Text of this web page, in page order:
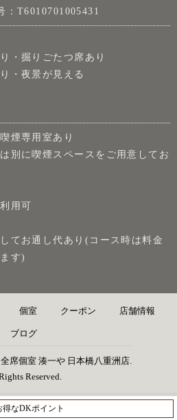
：T6010701005431
・掘りごたつ席あり
・夜景が見える
煙専用室あり
は別に喫煙スペースをご用意してお
用可
てお通し代あり(コース時は料金
す)
個室 クーポン 店舗情報
ブログ
席個室 湊一や 日本橋八重洲店.
Reserved.
得なDKポイント